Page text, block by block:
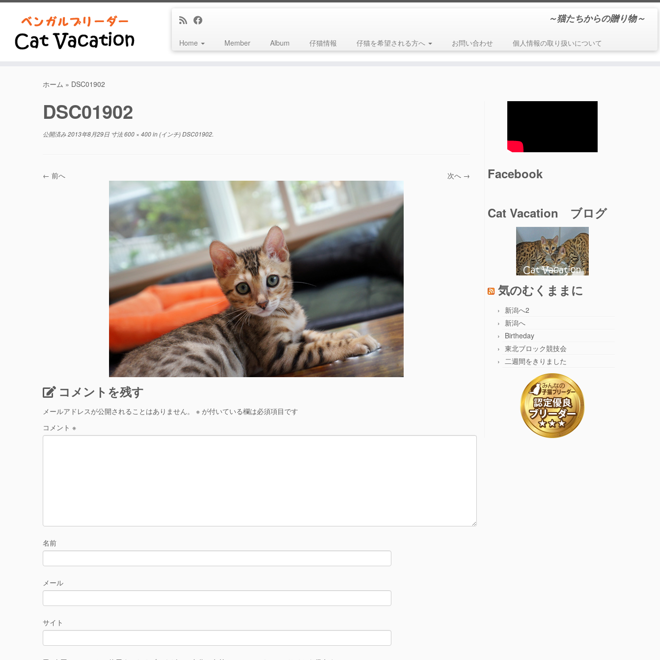
～猫たちからの贈り物～
Home Member Album 仔猫情報 仔猫を希望される方へ お問い合わせ 個人情報の取り扱いについて
ホーム » DSC01902
DSC01902
公開済み2013年8月29日 寸法600 × 400in (インチ)DSC01902.
← 前へ 次へ →
コメントを残す
メールアドレスが公開されることはありません。 ※ が付いている欄は必須項目です
コメント ※
名前
メール
サイト
Facebook
Cat Vacation ブログ
気のむくままに
新潟へ2
新潟へ
Birtheday
東北ブロック競技会
二週間をきりました